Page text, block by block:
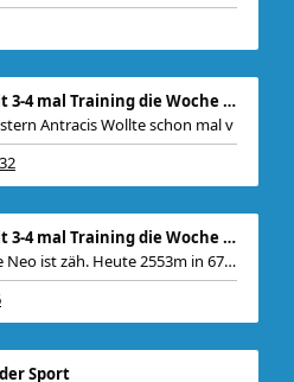
Re: Sub 3:20h mit 3-4 mal Training die Woche machb
Antracis Wollte schon mal v
Re: Sub 3:20h mit 3-4 mal Training die Woche machb
Schwimmen ohne Neo ist zäh. Heute 2553m in 67 Minu
Sport